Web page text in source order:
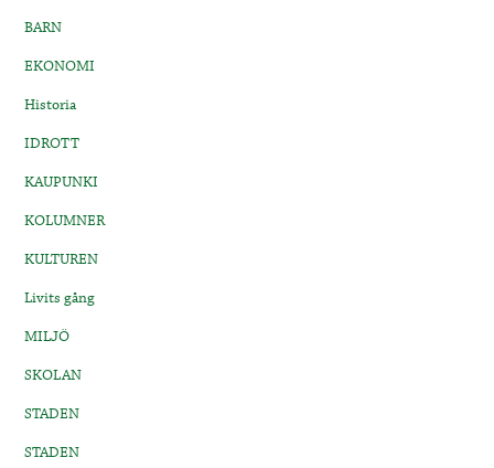
BARN
EKONOMI
Historia
IDROTT
KAUPUNKI
KOLUMNER
KULTUREN
Livits gång
MILJÖ
SKOLAN
STADEN
STADEN